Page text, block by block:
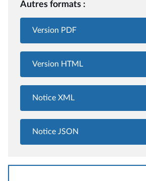
Autres formats :
Version PDF
Version HTML
Notice XML
Notice JSON